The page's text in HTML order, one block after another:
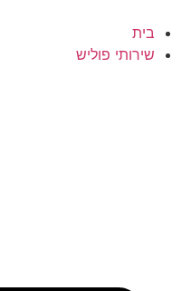
בית
שירותי פוליש